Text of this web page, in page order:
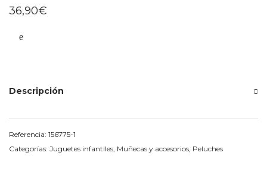
36,90€
Descripción
Referencia: 156775-1
Categorías: Juguetes infantiles Muñecas y accesorios Peluches